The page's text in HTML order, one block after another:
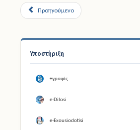
Υποστήριξη
+γραφίς
e-Dilosi
e-Exousiodotisi
Προηγούμενο